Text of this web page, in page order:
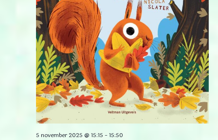
5 november 2025 @ 15:15 -15:50